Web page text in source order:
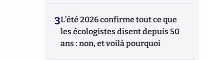
3L’été 2026 confirme tout ce que
les écologistes disent depuis 50
ans : non, et voilà pourquoi